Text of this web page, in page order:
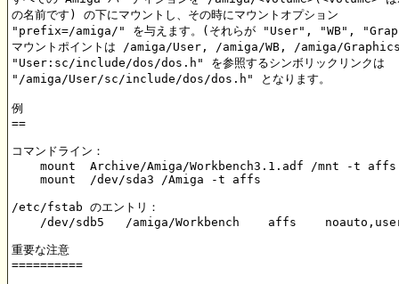
の名前です) の下にマウントし、その時にマウントオプション
"prefix=/amiga/" を与えます。(それらが "User", "WB",
マウントポイントは /amiga/User, /amiga/WB, /amiga/
"User:sc/include/dos/dos.h" を参照するシンボリックリンクは
"/amiga/User/sc/include/dos/dos.h" となります。
例
==
コマンドライン：
mount  Archive/Amiga/Workbench3.1.adf /mnt -t
    mount  /dev/sda3 /Amiga -t affs
/etc/fstab のエントリ：
    /dev/sdb5	/amiga/Workbench    affs    noauto,user,exec,verbose 0 0
重要な注意
==========